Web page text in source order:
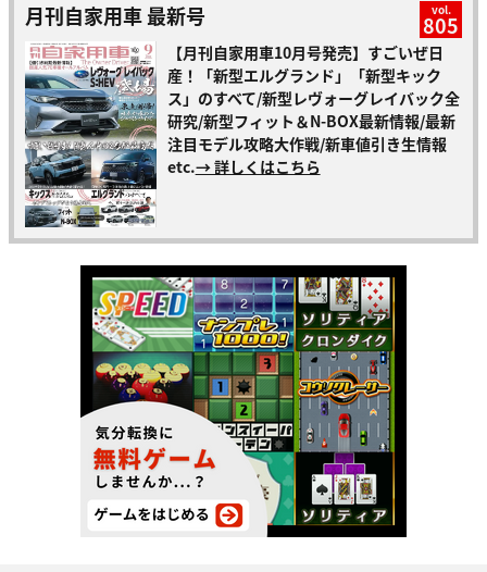
月刊自家用車 最新号 vol.
805
【月刊自家用車10月号発売】すごいぜ日
産！「新型エルグランド」「新型キック
ス」のすべて/新型レヴォーグレイバック全
研究/新型フィット＆N-BOX最新情報/最新
注目モデル攻略大作戦/新車値引き生情報
etc.→ 詳しくはこちら